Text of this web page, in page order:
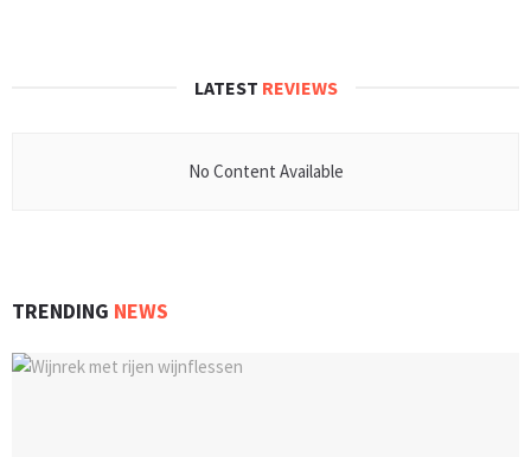
LATEST REVIEWS
No Content Available
TRENDING NEWS